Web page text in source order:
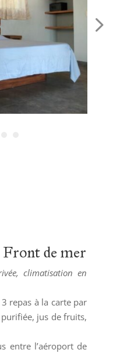
de mer
climatisation en
repas à la carte par
jus de fruits,
entre l’aéroport de